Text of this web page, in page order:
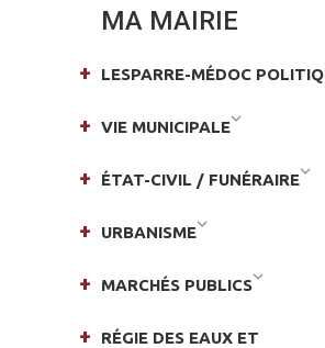
MA MAIRIE
LESPARRE-MÉDOC
VIE MUNICIPALE
ÉTAT-CIVIL / FUNÉRAIRE
URBANISME
MARCHÉS PUBLICS
RÉGIE DES EAUX ET